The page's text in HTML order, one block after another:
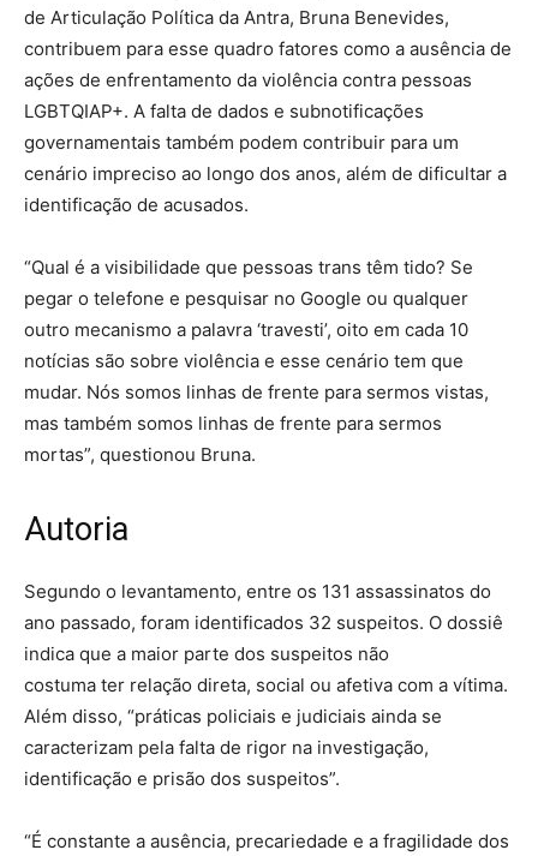
de Articulação Política da Antra, Bruna Benevides,
contribuem para esse quadro fatores como a ausência de
ações de enfrentamento da violência contra pessoas
LGBTQIAP+. A falta de dados e subnotificações
governamentais também podem contribuir para um
cenário impreciso ao longo dos anos, além de dificultar a
identificação de acusados.
“Qual é a visibilidade que pessoas trans têm tido? Se
pegar o telefone e pesquisar no Google ou qualquer
outro mecanismo a palavra ‘travesti’, oito em cada 10
notícias são sobre violência e esse cenário tem que
mudar. Nós somos linhas de frente para sermos vistas,
mas também somos linhas de frente para sermos
mortas”, questionou Bruna.
Autoria
Segundo o levantamento, entre os 131 assassinatos do
ano passado, foram identificados 32 suspeitos. O dossiê
indica que a maior parte dos suspeitos não
costuma ter relação direta, social ou afetiva com a vítima.
Além disso, “práticas policiais e judiciais ainda se
caracterizam pela falta de rigor na investigação,
identificação e prisão dos suspeitos”.
“É constante a ausência, precariedade e a fragilidade dos